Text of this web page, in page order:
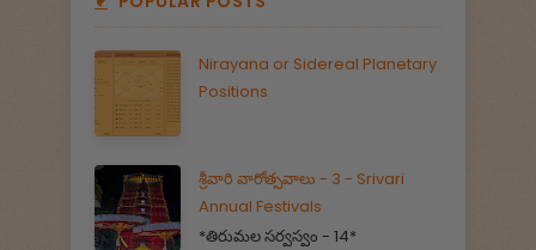
Nirayana or Sidereal Planetary
Positions
శ్రీవారి వారోత్సవాలు - 3 - Srivari
Annual Festivals
*తిరుమల సర్వస్వం - 14*